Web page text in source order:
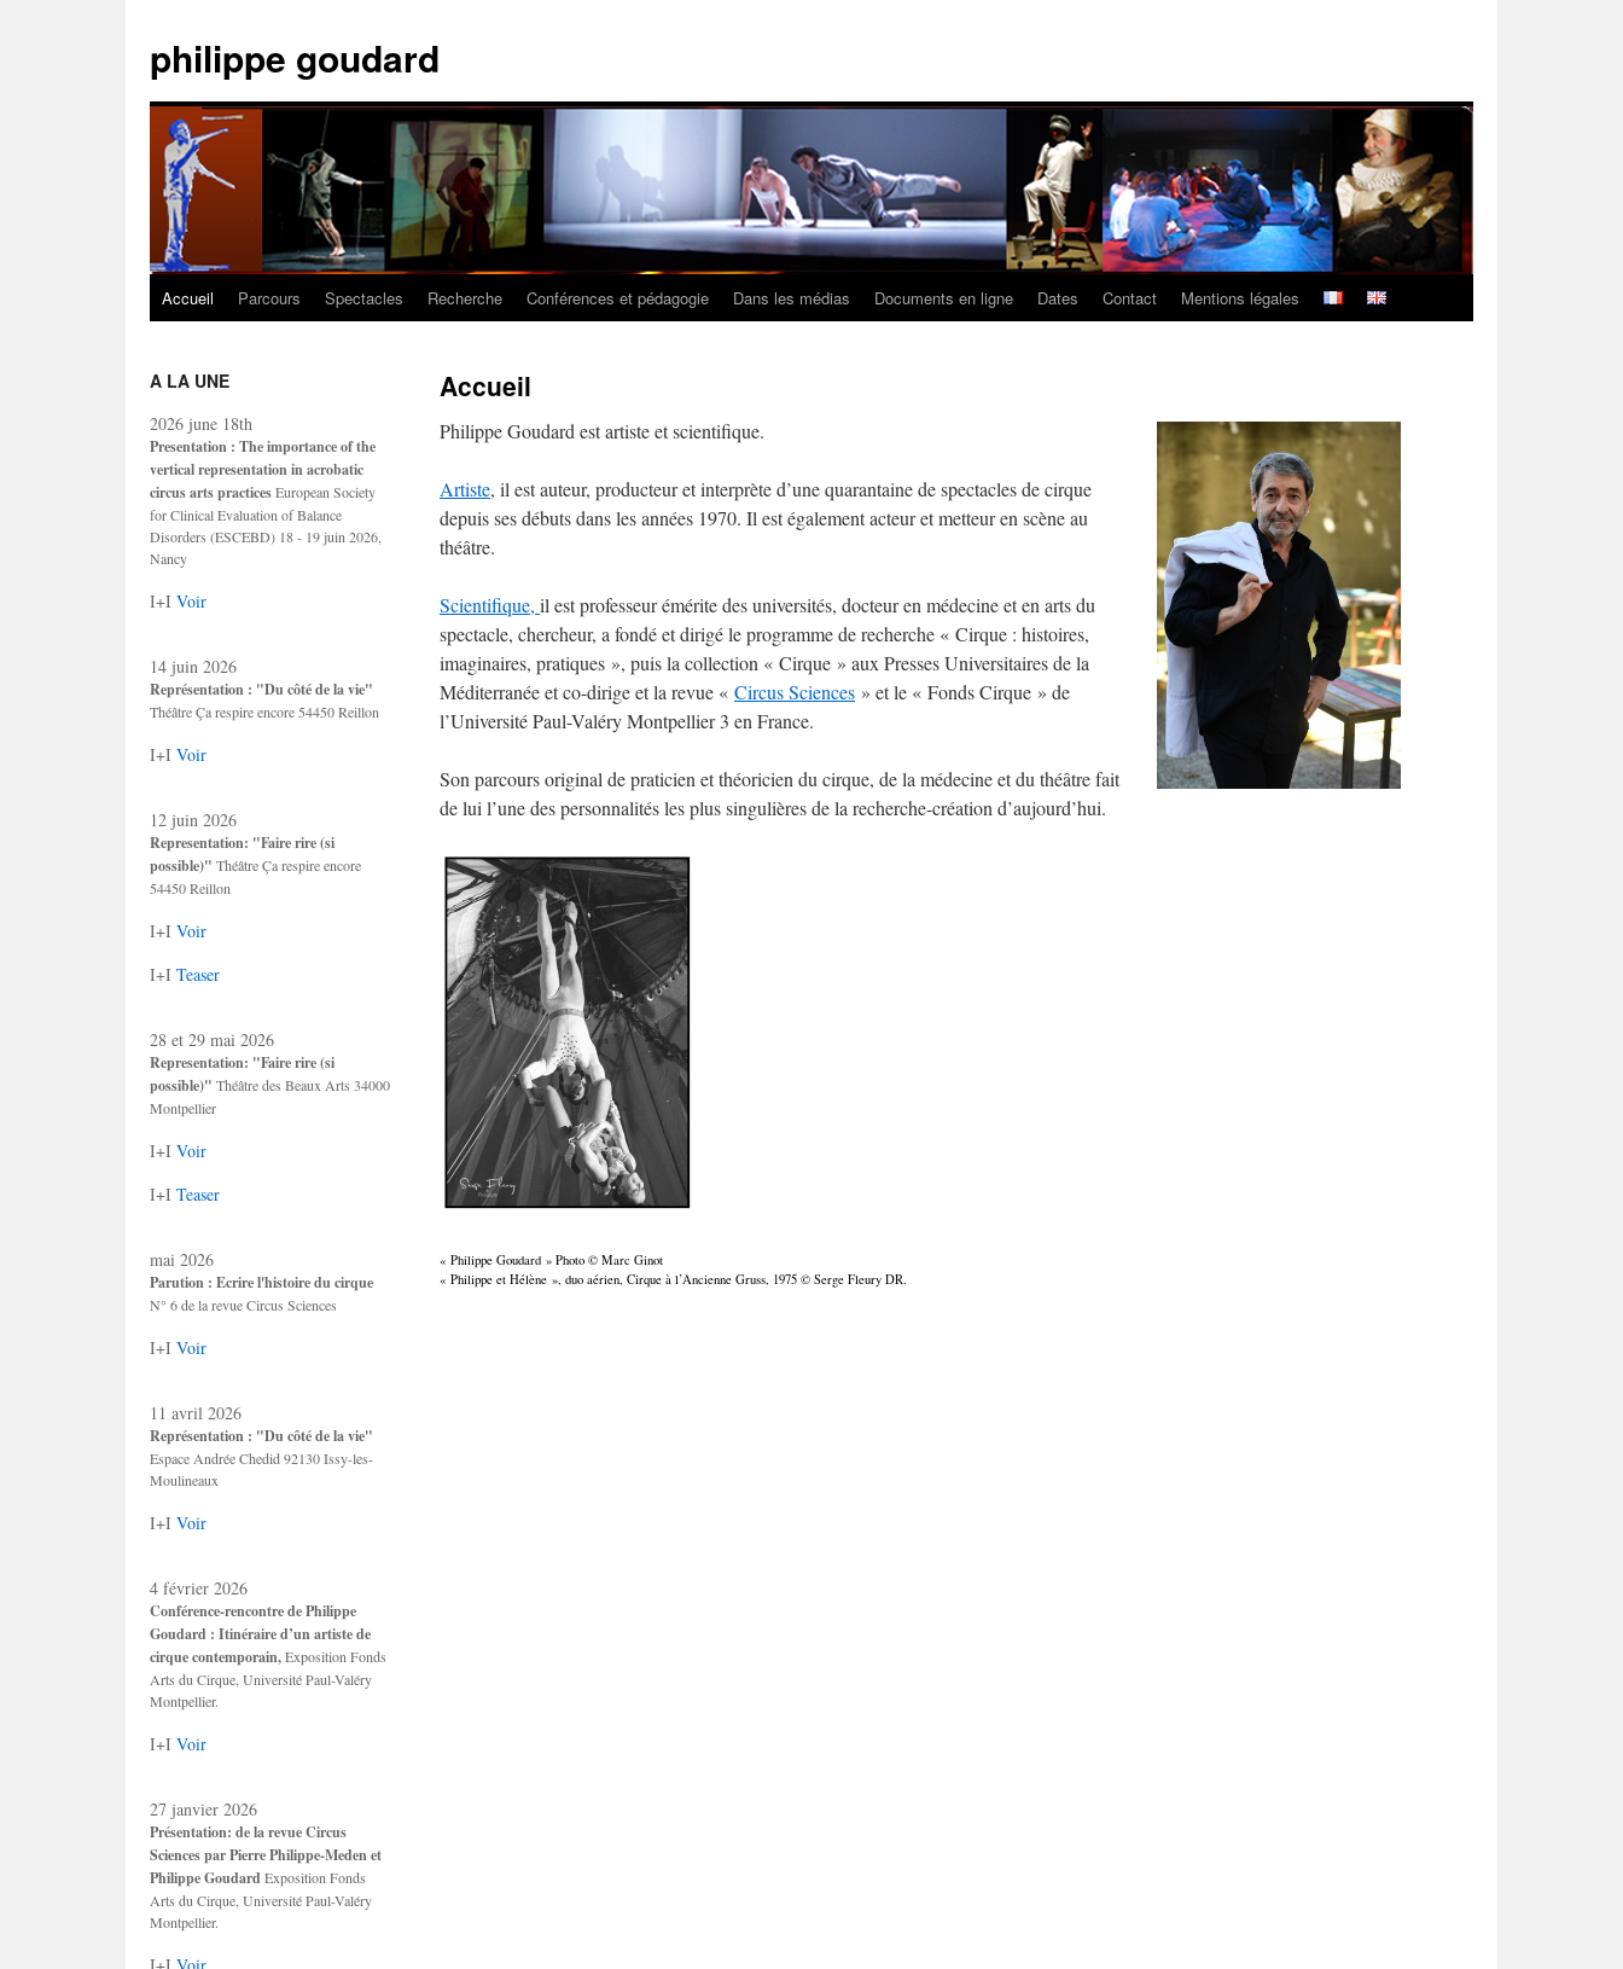
contenu
philippe goudard
Accueil Parcours Spectacles Recherche Conférences et pédagogie Dans les médias Documents en ligne Dates Contact Mentions légales
A LA UNE
2026 june 18th
Presentation : The importance of the
vertical representation in acrobatic
circus arts practicesEuropean Society
for Clinical Evaluation of Balance
Disorders (ESCEBD) 18 - 19 juin 2026,
Nancy
I+I Voir
14 juin 2026
Représentation : "Du côté de la vie"
Théâtre Ça respire encore 54450 Reillon
I+I Voir
12 juin 2026
Representation: "Faire rire (si
possible)" Théâtre Ça respire encore
54450 Reillon
I+I Voir
I+I Teaser
28 et 29 mai 2026
Representation: "Faire rire (si
possible)" Théâtre des Beaux Arts 34000
Montpellier
I+I Voir
I+I Teaser
mai 2026
Parution : Ecrire l'histoire du cirque
N° 6 de la revue Circus Sciences
I+I Voir
11 avril 2026
Représentation : "Du côté de la vie"
Espace Andrée Chedid 92130 Issy-les-
Moulineaux
I+I Voir
4 février 2026
Conférence-rencontre de Philippe
Goudard : Itinéraire d’un artiste de
cirque contemporain,Exposition Fonds
Arts du Cirque, Université Paul-Valéry
Montpellier.
I+I Voir
27 janvier 2026
Présentation: de la revue Circus
Sciences par Pierre Philippe-Meden et
Philippe GoudardExposition Fonds
Arts du Cirque, Université Paul-Valéry
Montpellier.
Accueil
Philippe Goudard est artiste et scientifique.
Artiste, il est auteur, producteur et interprète d’une quarantaine de spectacles de cirque
depuis ses débuts dans les années 1970. Il est également acteur et metteur en scène au
théâtre.
Scientifique, il est professeur émérite des universités, docteur en médecine et en arts du
spectacle, chercheur, a fondé et dirigé le programme de recherche « Cirque : histoires,
imaginaires, pratiques », puis la collection « Cirque » aux Presses Universitaires de la
Méditerranée et co-dirige et la revue « Circus Sciences » et le « Fonds Cirque » de
l’Université Paul-Valéry Montpellier 3 en France.
Son parcours original de praticien et théoricien du cirque, de la médecine et du théâtre fait
de lui l’une des personnalités les plus singulières de la recherche-création d’aujourd’hui.
« Philippe Goudard » Photo © Marc Ginot
« Philippe et Hélène », duo aérien, Cirque à l’Ancienne Gruss, 1975 © Serge Fleury DR.